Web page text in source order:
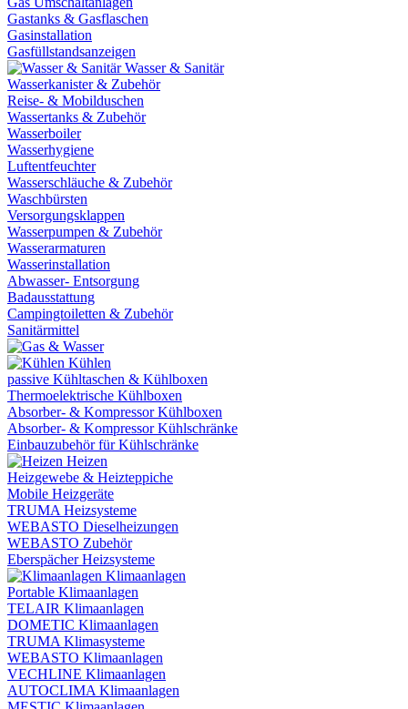
Gastanks & Gasflaschen
Gasinstallation
Gasfüllstandsanzeigen
Wasser & Sanitär
Wasserkanister & Zubehör
Reise- & Mobilduschen
Wassertanks & Zubehör
Wasserboiler
Wasserhygiene
Luftentfeuchter
Wasserschläuche & Zubehör
Waschbürsten
Versorgungsklappen
Wasserpumpen & Zubehör
Wasserarmaturen
Wasserinstallation
Abwasser- Entsorgung
Badausstattung
Campingtoiletten & Zubehör
Sanitärmittel
Kühlen
passive Kühltaschen & Kühlboxen
Thermoelektrische Kühlboxen
Absorber- & Kompressor Kühlboxen
Absorber- & Kompressor Kühlschränke
Einbauzubehör für Kühlschränke
Heizen
Heizgewebe & Heizteppiche
Mobile Heizgeräte
TRUMA Heizsysteme
WEBASTO Dieselheizungen
WEBASTO Zubehör
Eberspächer Heizsysteme
Klimaanlagen
Portable Klimaanlagen
TELAIR Klimaanlagen
DOMETIC Klimaanlagen
TRUMA Klimasysteme
WEBASTO Klimaanlagen
VECHLINE Klimaanlagen
AUTOCLIMA Klimaanlagen